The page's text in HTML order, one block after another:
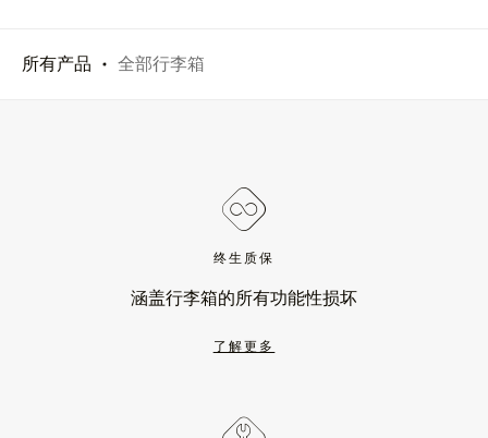
所有产品 全部行李箱
终生质保
涵盖行李箱的所有功能性损坏
了解更多